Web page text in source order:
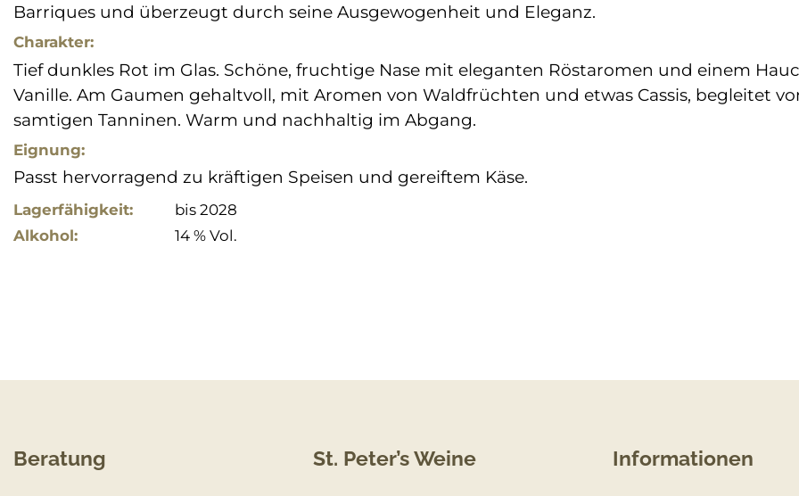
Barriques und überzeugt durch seine Ausgewogenheit und Eleganz.
Charakter:
Tief dunkles Rot im Glas. Schöne, fruchtige Nase mit eleganten Röstaromen und einem
Vanille. Am Gaumen gehaltvoll, mit Aromen von Waldfrüchten und etwas Cassis, begleitet
samtigen Tanninen. Warm und nachhaltig im Abgang.
Eignung:
Passt hervorragend zu kräftigen Speisen und gereiftem Käse.
Lagerfähigkeit:
bis 2028
Alkohol:
14 % Vol.
Beratung St. Peter’s Weine Informationen